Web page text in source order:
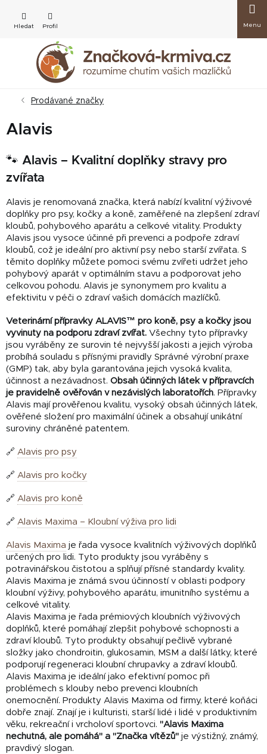
obsah
košík
Prodávané značky
Alavis
🐾 Alavis – Kvalitní doplňky stravy pro
zvířata
Alavis je renomovaná značka, která nabízí kvalitní výživové
doplňky pro psy, kočky a koně, zaměřené na zlepšení zdraví
kloubů, pohybového aparátu a celkové vitality. Produkty
Alavis jsou vysoce účinné při prevenci a podpoře zdraví
kloubů, což je ideální pro aktivní psy nebo starší zvířata. S
těmito doplňky můžete pomoci svému zvířeti udržet jeho
pohybový aparát v optimálním stavu a podporovat jeho
celkovou pohodu. Alavis je synonymem pro kvalitu a
efektivitu v péči o zdraví vašich domácích mazlíčků.
Veterinární přípravky ALAVIS™ pro koně, psy a kočky jsou
vyvinuty na podporu zdraví zvířat. Všechny tyto přípravky
jsou vyráběny ze surovin té nejvyšší jakosti a jejich výroba
probíhá souladu s přísnými pravidly Správné výrobní praxe
(GMP) tak, aby byla garantována jejich vysoká kvalita,
účinnost a nezávadnost. Obsah účinných látek v přípravcích
je pravidelně ověřován v nezávislých laboratořích. Přípravky
Alavis mají prověřenou kvalitu, vysoký obsah účinných látek,
ověřené složení pro maximální účinek a obsahují unikátní
suroviny chráněné patentem.
🔗 Alavis pro psy
🔗 Alavis pro kočky
🔗 Alavis pro koně
🔗 Alavis Maxima – Kloubní výživa pro lidi
Alavis Maxima je řada vysoce kvalitních výživových doplňků
určených pro lidi. Tyto produkty jsou vyráběny s
potravinářskou čistotou a splňují přísné standardy kvality.
Alavis Maxima je známá svou účinností v oblasti podpory
kloubní výživy, pohybového aparátu, imunitního systému a
celkové vitality.
Alavis Maxima je řada prémiových kloubních výživových
doplňků, které pomáhají zlepšit pohybové schopnosti a
zdraví kloubů. Tyto produkty obsahují pečlivě vybrané
složky jako chondroitin, glukosamin, MSM a další látky, které
podporují regeneraci kloubní chrupavky a zdraví kloubů.
Alavis Maxima je ideální jako efektivní pomoc při
problémech s klouby nebo prevenci kloubních
onemocnění. Produkty Alavis Maxima od firmy, které koňáci
dobře znají. Znají je i kulturisti, starší lidé i lidé v produktivním
věku, rekreační i vrcholoví sportovci. "Alavis Maxima
nechutná, ale pomáhá" a "Značka vítězů" je výstižný, známý,
pravdivý slogan.